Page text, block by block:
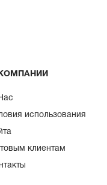
использования
клиентам